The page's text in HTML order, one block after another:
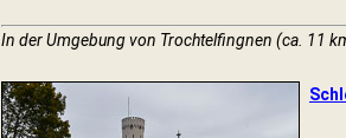
In der Umgebung von Trochtelfingnen (ca. 11